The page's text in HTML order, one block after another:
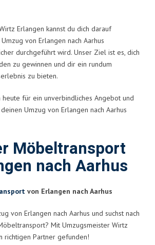
Erlangen kannst du dich darauf
von Erlangen nach Aarhus
durchgeführt wird. Unser Ziel ist es, dich
zu gewinnen und dir ein rundum
zu bieten.
heute für ein unverbindliches Angebot und
Umzug von Erlangen nach Aarhus
Möbeltransport
nach Aarhus
von Erlangen nach Aarhus
von Erlangen nach Aarhus und suchst nach
Mit Umzugsmeister Wirtz
richtigen Partner gefunden!